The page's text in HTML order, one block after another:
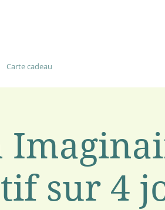
Carte cadeau
sur 4